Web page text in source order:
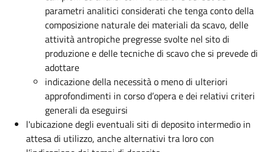
parametri analitici considerati che tenga conto della
composizione naturale dei materiali da scavo, delle
attività antropiche pregresse svolte nel sito di
produzione e delle tecniche di scavo che si prevede di
adottare
indicazione della necessità o meno di ulteriori
approfondimenti in corso d’opera e dei relativi criteri
generali da eseguirsi
l'ubicazione degli eventuali siti di deposito intermedio in
attesa di utilizzo, anche alternativi tra loro con